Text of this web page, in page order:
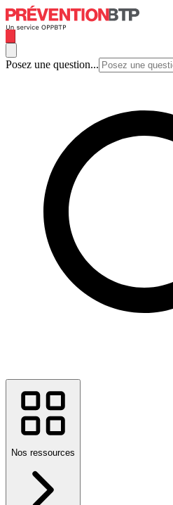
Posez une question...
Nos ressources